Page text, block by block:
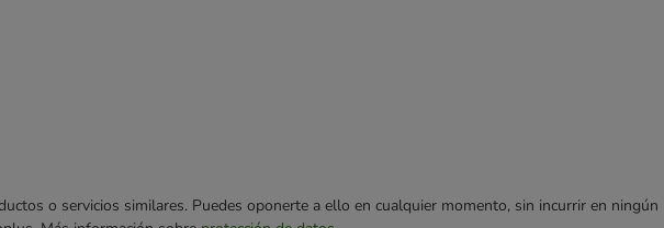
o servicios similares. Puedes oponerte a ello en cualquier momento, sin incurrir en ningún